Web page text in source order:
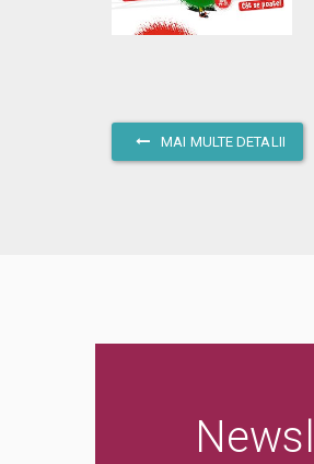
MAI MULTE DETALII